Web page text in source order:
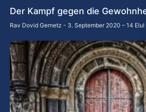
Der Kampf gegen die
Rav Dovid Gernetz 3. September 2020 – 14